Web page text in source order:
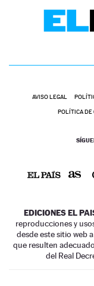
AVISO LEGAL
POLÍTICA DE
EDICIONES EL
reproducciones y
desde este sitio web
que resulten
del Real